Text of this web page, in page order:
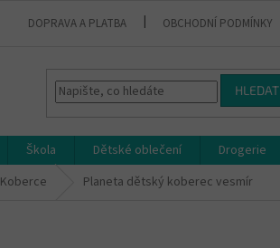
DOPRAVA A PLATBA OBCHODNÍ PODMÍNKY
HLEDAT
Škola Dětské oblečení Drogerie
Koberce Planeta dětský koberec vesmír